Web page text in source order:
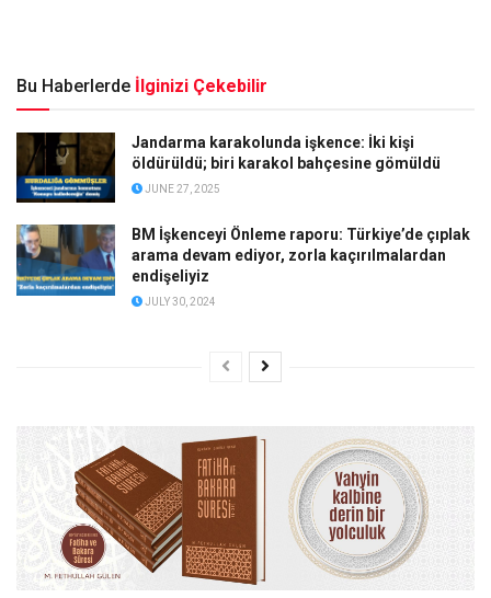
Bu Haberlerde İlginizi Çekebilir
Jandarma karakolunda işkence: İki kişi
öldürüldü; biri karakol bahçesine gömüldü
JUNE 27, 2025
BM İşkenceyi Önleme raporu: Türkiye’de çıplak
arama devam ediyor, zorla kaçırılmalardan
endişeliyiz
JULY 30, 2024